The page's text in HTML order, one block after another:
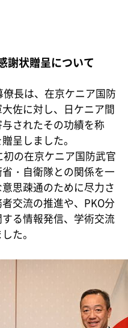
謝状贈呈について
長は、在京ケニア国防
佐に対し、日ケニア間
されたその功績を称
呈しました。
の在京ケニア国防武官
・自衛隊との関係を一
思疎通のために尽力さ
交流の推進や、PKO分
る情報発信、学術交流
た。